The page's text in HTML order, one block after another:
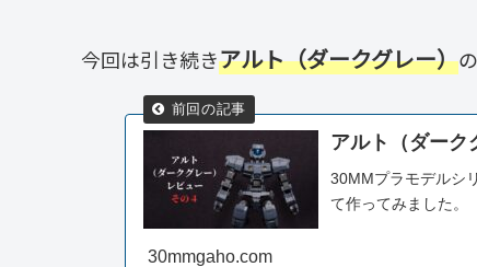
今回は引き続きアルト（ダークグレー）
アルト（ダー
30MMプラモデルシ
て作ってみました。
30mmgaho.com